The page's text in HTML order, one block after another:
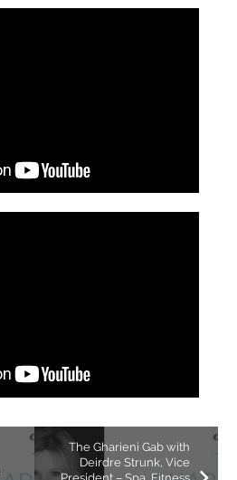
The Gharieni Gab with
Deirdre Strunk, Vice